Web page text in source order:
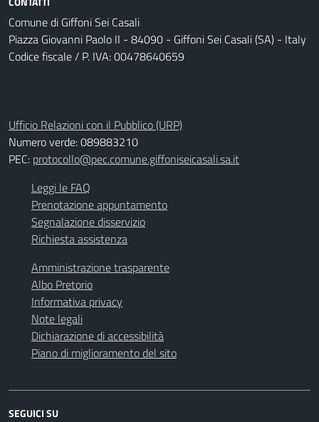
Comune di Giffoni Sei Casali
Piazza Giovanni Paolo II - 84090 - Giffoni Sei Casali (SA) - Italy
Codice fiscale / P. IVA: 00478640659
Ufficio Relazioni con il Pubblico (URP)
Numero verde: 089883210
PEC: protocollo@pec.comune.giffoniseicasali.sa.it
Leggi le FAQ
Prenotazione appuntamento
Segnalazione disservizio
Richiesta assistenza
Amministrazione trasparente
Albo Pretorio
Informativa privacy
Note legali
Dichiarazione di accessibilità
Piano di miglioramento del sito
SEGUICI SU